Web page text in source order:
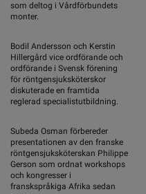
som deltog i Vårdförbundets
monter.
Bodil Andersson och Kerstin
Hillergård vice ordförande och
ordförande i Svensk förening
för röntgensjuksköterskor
diskuterade en framtida
reglerad specialistutbildning.
Subeda Osman förbereder
presentationen av den franske
röntgensjuksköterskan Philippe
Gerson som ordnat workshops
och kongresser i
franskspråkiga Afrika sedan